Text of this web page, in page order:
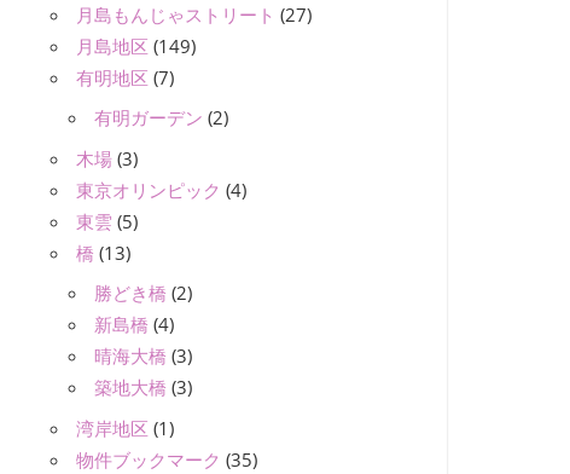
月島もんじゃストリート (27)
月島地区 (149)
有明地区 (7)
有明ガーデン (2)
木場 (3)
東京オリンピック (4)
東雲 (5)
橋 (13)
勝どき橋 (2)
新島橋 (4)
晴海大橋 (3)
築地大橋 (3)
湾岸地区 (1)
物件ブックマーク (35)